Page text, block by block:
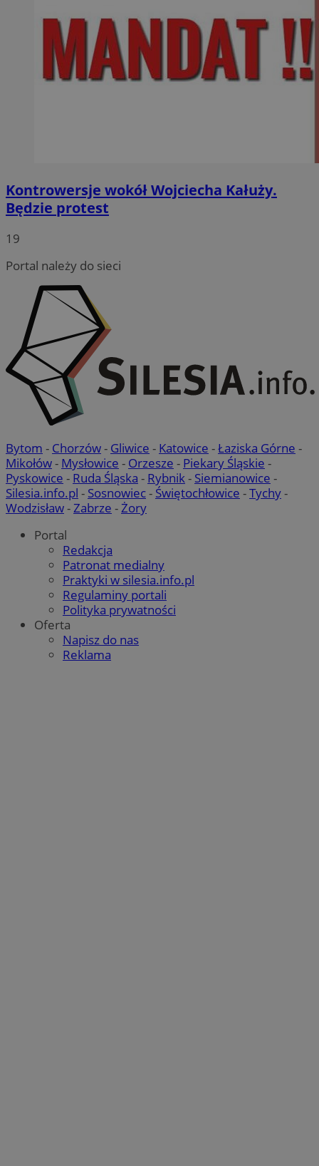
Kontrowersje wokół Wojciecha Kałuży.
Będzie protest
19
Portal należy do sieci
Bytom - Chorzów- Gliwice - Katowice -Łaziska Górne -
Mikołów- Mysłowice - Orzesze - Piekary Śląskie -
Pyskowice - Ruda Śląska - Rybnik- Siemianowice -
Silesia.info.pl - Sosnowiec- Świętochłowice -Tychy-
Wodzisław-Zabrze -Żory
Portal
Redakcja
Patronat medialny
Praktyki w silesia.info.pl
Regulaminy portali
Polityka prywatności
Oferta
Napisz do nas
Reklama